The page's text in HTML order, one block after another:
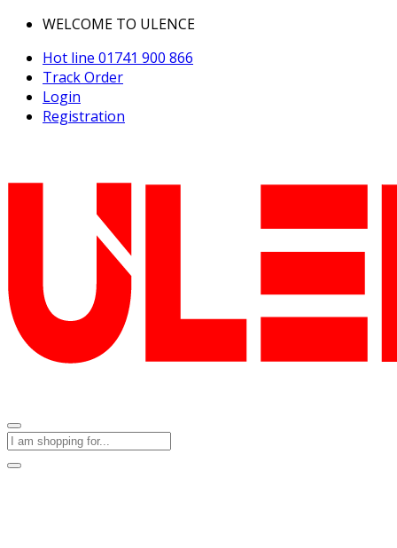
WELCOME TO ULENCE
Hot line 01741 900 866
Track Order
Login
Registration